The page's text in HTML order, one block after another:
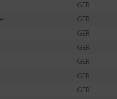
GER
GER
GER
GER
GER
GER
GER